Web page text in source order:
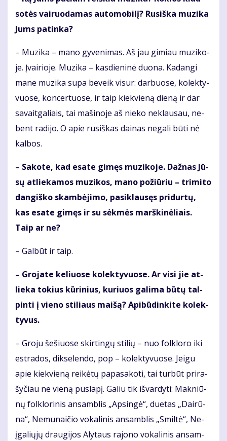
so­tės vai­ruo­da­mas au­to­mo­bi­lį? Ru­siš­ka mu­zi­ka
Jums pa­tin­ka?
– Mu­zi­ka – ma­no gy­ve­ni­mas. Aš jau gi­miau mu­zi­ko­
je. Įvai­rio­je. Mu­zi­ka – kas­die­ni­nė duo­na. Ka­dan­gi
ma­ne mu­zi­ka su­pa be­veik vi­sur: dar­buo­se, ko­lek­ty­
vuo­se, kon­cer­tuo­se, ir taip kiek­vie­ną die­ną ir dar
sa­vait­ga­liais, tai ma­ši­no­je aš nie­ko ne­klau­sau, ne­
bent ra­di­jo. O apie ru­siš­kas dai­nas ne­ga­li bū­ti nė
kal­bos.
– Sa­ko­te, kad esa­te gi­męs mu­zi­ko­je. Daž­nas Jū­
sų at­lie­ka­mos mu­zi­kos, ma­no po­žiū­riu – tri­mi­to
dan­giš­ko skam­bė­ji­mo, pa­si­klau­sęs pri­dur­tų,
kas esa­te gi­męs ir su sėk­mės marš­ki­nė­liais.
Taip ar ne?
– Gal­būt ir taip.
– Gro­ja­te ke­liuo­se ko­lek­ty­vuo­se. Ar vi­si jie at­
lie­ka to­kius kū­ri­nius, ku­riuos ga­li­ma bū­tų tal­
pin­ti į vie­no sti­liaus mai­šą? Api­bū­din­ki­te ko­lek­
ty­vus.
– Gro­ju še­šiuo­se skir­tin­gų sti­lių – nuo fol­klo­ro iki
est­ra­dos, dik­se­len­do, pop – ko­lek­ty­vuo­se. Jei­gu
apie kiek­vie­ną rei­kė­tų pa­pa­sa­ko­ti, tai tur­būt pri­ra­
šy­čiau ne vie­ną pus­la­pį. Ga­liu tik iš­var­dy­ti: Mak­niū­
nų fol­klo­ri­nis an­sam­blis „Ap­sin­gė“, du­e­tas „Dai­rū­
na“, Ne­mu­nai­čio vo­ka­li­nis an­sam­blis „Smil­tė“, Ne­
įga­lių­jų drau­gi­jos Aly­taus ra­jo­no vo­ka­li­nis an­sam­